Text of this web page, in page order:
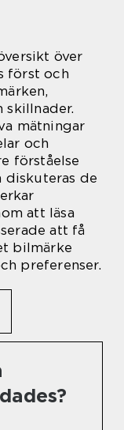
över
först och
skillnader.
mätningar
och
förståelse
diskuteras de
att läsa
att få
bilmärke
preferenser.